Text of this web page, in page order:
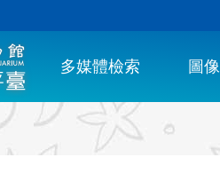
多媒體檢索 圖像